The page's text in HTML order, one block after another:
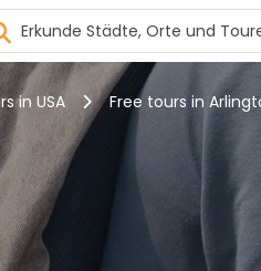
in USA Free tours in